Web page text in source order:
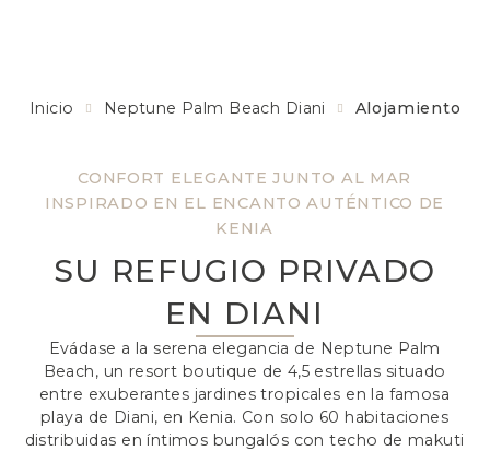
CONFORT ELEGANTE JUNTO AL MAR
INSPIRADO EN EL ENCANTO AUTÉNTICO DE
KENIA
SU REFUGIO PRIVADO
EN DIANI
Evádase a la serena elegancia de Neptune Palm
Beach, un resort boutique de 4,5 estrellas situado
entre exuberantes jardines tropicales en la famosa
playa de Diani, en Kenia. Con solo 60 habitaciones
distribuidas en íntimos bungalós con techo de makuti
Inicio Neptune Palm Beach Diani Alojamiento